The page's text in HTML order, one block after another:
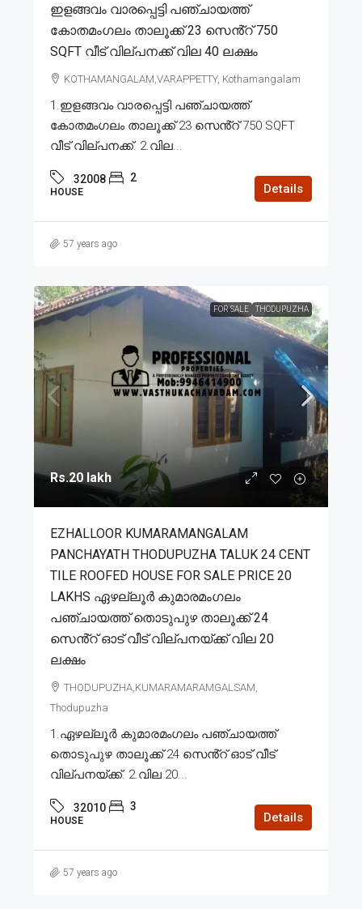
ഇളങ്ങവം വാരപ്പെട്ടി പഞ്ചായത്ത്
കോതമംഗലം താലൂക്ക് 23 സെൻ്റ് 750
SQFT വീട് വില്പനക്ക് വില 40 ലക്ഷം
KOTHAMANGALAM,VARAPPETTY, Kothamangalam
1.ഇളങ്ങവം വാരപ്പെട്ടി പഞ്ചായത്ത്
കോതമംഗലം താലൂക്ക് 23 സെൻ്റ് 750 SQFT
വീട് വില്പനക്ക്. 2.വില...
32008 2
HOUSE Details
57 years ago
FOR SALE THODUPUZHA
Rs.20 lakh
EZHALLOOR KUMARAMANGALAM
PANCHAYATH THODUPUZHA TALUK 24 CENT
TILE ROOFED HOUSE FOR SALE PRICE 20
LAKHS ഏഴല്ലൂർ കുമാരമംഗലം
പഞ്ചായത്ത് തൊടുപുഴ താലൂക്ക് 24
സെൻ്റ് ഓട് വീട് വില്പനയ്ക്ക് വില 20
ലക്ഷം
THODUPUZHA,KUMARAMARAMGALSAM,
Thodupuzha
1.ഏഴല്ലൂർ കുമാരമംഗലം പഞ്ചായത്ത്
തൊടുപുഴ താലൂക്ക് 24 സെൻ്റ് ഓട് വീട്
വില്പനയ്ക്ക്. 2.വില 20...
32010 3
HOUSE Details
57 years ago